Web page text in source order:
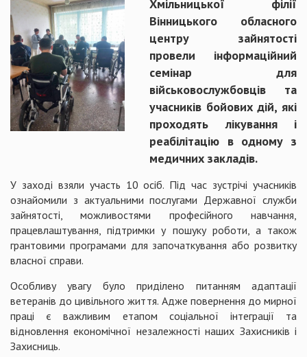
Хмільницької філії
Вінницького обласного
центру зайнятості
провели інформаційний
семінар для
військовослужбовців та
учасників бойових дій, які
проходять лікування і
реабілітацію в одному з
медичних закладів.
У заході взяли участь 10 осіб. Під час зустрічі учасників
ознайомили з актуальними послугами Державної служби
зайнятості, можливостями професійного навчання,
працевлаштування, підтримки у пошуку роботи, а також
грантовими програмами для започаткування або розвитку
власної справи.
Особливу увагу було приділено питанням адаптації
ветеранів до цивільного життя. Адже повернення до мирної
праці є важливим етапом соціальної інтеграції та
відновлення економічної незалежності наших Захисників і
Захисниць.